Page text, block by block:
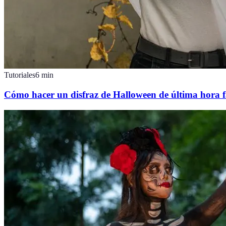
Tutoriales6 min
Cómo hacer un disfraz de Halloween de última hora